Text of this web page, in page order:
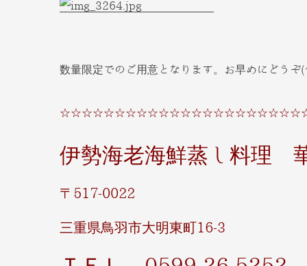
数量限定でのご用意となります。お早めにどうぞ
伊勢海老海鮮蒸し料理
〒517-0022
三重県鳥羽市大明東町16-3